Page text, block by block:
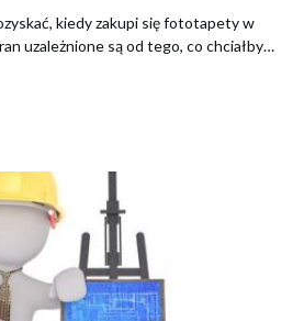
kiedy zakupi się fototapety w
uzależnione są od tego, co chciałby…